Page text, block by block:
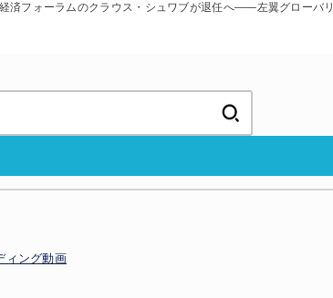
済フォーラムのクラウス・シュワブが退任へ――左翼グローバ
ィング動画